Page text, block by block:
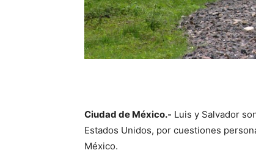
Ciudad de México.- Luis y Salvador
Estados Unidos, por cuestiones
México.